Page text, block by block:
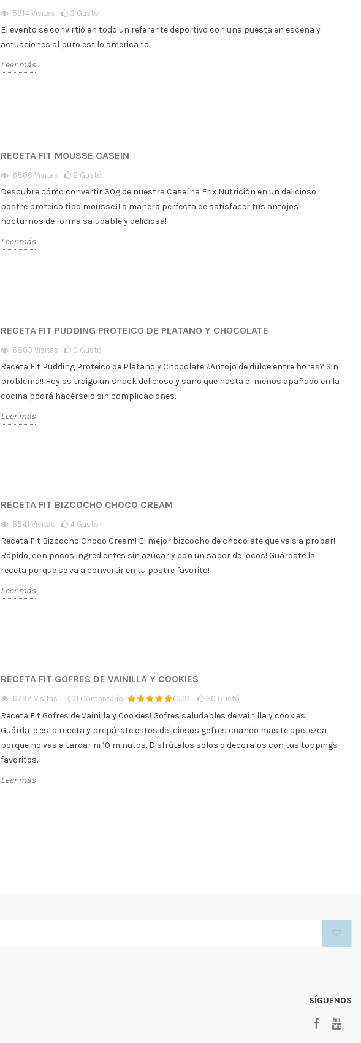
5914Visitas 3 Gustó
El evento se convirtió en todo un referente deportivo con una puesta en escena y
actuaciones al puro estilo americano.
Leer más
RECETA FIT MOUSSE CASEIN
6806Visitas 2 Gustó
Descubre cómo convertir 30g de nuestra Caseína Erix Nutrición en un delicioso
postre proteico tipo mousse.¡La manera perfecta de satisfacer tus antojos
nocturnos de forma saludable y deliciosa!
Leer más
RECETA FIT PUDDING PROTEICO DE PLATANO Y CHOCOLATE
6803Visitas 0 Gustó
Receta Fit Pudding Proteico de Platano y Chocolate ¿Antojo de dulce entre horas? Sin
problema!! Hoy os traigo un snack delicioso y sano que hasta el menos apañado en la
cocina podrá hacérselo sin complicaciones.
Leer más
RECETA FIT BIZCOCHO CHOCO CREAM
6541Visitas 4 Gustó
Receta Fit Bizcocho Choco Cream! El mejor bizcocho de chocolate que vais a probar!
Rápido, con pocos ingredientes sin azúcar y con un sabor de locos! Guárdate la
receta porque se va a convertir en tu postre favorito!
Leer más
RECETA FIT GOFRES DE VAINILLA Y COOKIES
6797Visitas 1 Comentario (5.0) 30 Gustó
Receta Fit Gofres de Vainilla y Cookies! Gofres saludables de vainilla y cookies!
Guárdate esta receta y prepárate estos deliciosos gofres cuando mas te apetezca
porque no vas a tardar ni 10 minutos. Disfrútalos solos o decoralos con tus toppings
favoritos.
Leer más
SÍGUENOS